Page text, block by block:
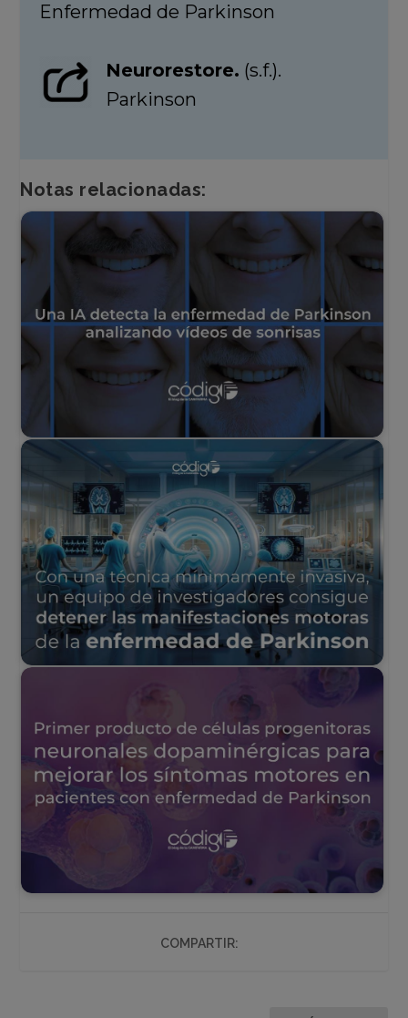
Enfermedad de Parkinson
Neurorestore. (s.f.).
Parkinson
Notas relacionadas:
COMPARTIR: